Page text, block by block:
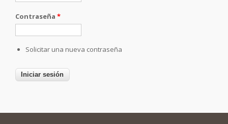
Contraseña *
Solicitar una nueva contraseña